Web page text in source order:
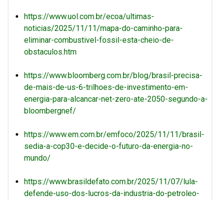
https://www.uol.com.br/ecoa/ultimas-
noticias/2025/11/11/mapa-do-caminho-para-
eliminar-combustivel-fossil-esta-cheio-de-
obstaculos.htm
https://www.bloomberg.com.br/blog/brasil-precisa-
de-mais-de-us-6-trilhoes-de-investimento-em-
energia-para-alcancar-net-zero-ate-2050-segundo-a-
bloombergnef/
https://www.em.com.br/emfoco/2025/11/11/brasil-
sedia-a-cop30-e-decide-o-futuro-da-energia-no-
mundo/
https://www.brasildefato.com.br/2025/11/07/lula-
defende-uso-dos-lucros-da-industria-do-petroleo-